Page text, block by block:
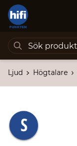
Ljud Högtalare